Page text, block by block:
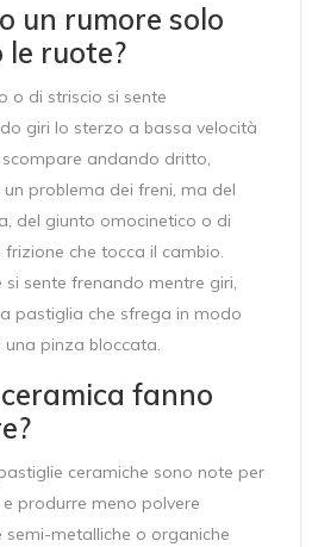
un rumore solo
ruote?
o di striscio si sente
giri lo sterzo a bassa velocità
scompare andando dritto,
problema dei freni, ma del
del giunto omocinetico o di
che tocca il cambio.
si sente frenando mentre giri,
pastiglia che sfrega in modo
pinza bloccata.
fanno
ceramiche sono note per
produrre meno polvere
metalliche o organiche